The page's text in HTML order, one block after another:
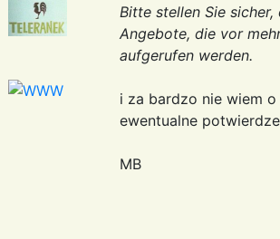
Bitte stellen Sie
Angebote, die vor
aufgerufen werden.
i za bardzo nie wiem
ewentualne
MB